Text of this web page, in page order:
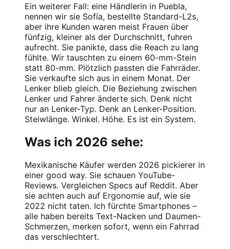
Ein weiterer Fall: eine Händlerin in Puebla,
nennen wir sie Sofía, bestellte Standard-L2s,
aber ihre Kunden waren meist Frauen über
fünfzig, kleiner als der Durchschnitt, fuhren
aufrecht. Sie panikte, dass die Reach zu lang
fühlte. Wir tauschten zu einem 60-mm-Stein
statt 80-mm. Plötzlich passten die Fahrräder.
Sie verkaufte sich aus in einem Monat. Der
Lenker blieb gleich. Die Beziehung zwischen
Lenker und Fahrer änderte sich. Denk nicht
nur an Lenker-Typ. Denk an Lenker-Position.
Steiwlänge. Winkel. Höhe. Es ist ein System.
Was ich 2026 sehe:
Mexikanische Käufer werden 2026 pickierer in
einer good way. Sie schauen YouTube-
Reviews. Vergleichen Specs auf Reddit. Aber
sie achten auch auf Ergonomie auf, wie sie
2022 nicht taten. Ich fürchte Smartphones –
alle haben bereits Text-Nacken und Daumen-
Schmerzen, merken sofort, wenn ein Fahrrad
das verschlechtert.